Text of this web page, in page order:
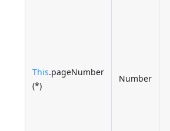
This.pageNumber
(*)
Number